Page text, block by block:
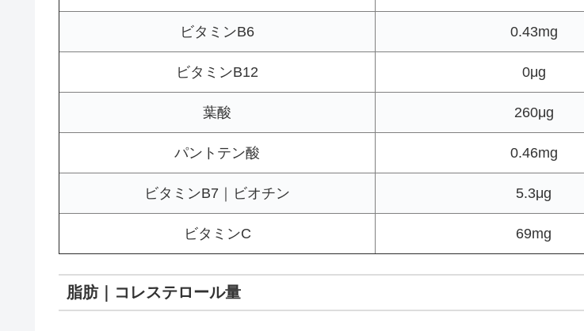
ビタミンB6 0.43mg
ビタミンB12 0μg
葉酸 260μg
パントテン酸 0.46mg
ビタミンB7｜ビオチン 5.3μg
ビタミンC 69mg
脂肪｜コレステロール量